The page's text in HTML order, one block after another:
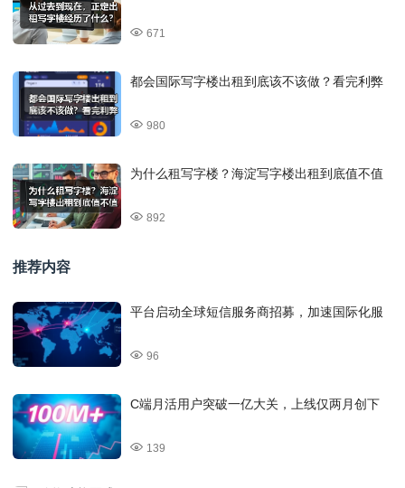
671
都会国际写字楼出租到底该不该做？看完利弊
980
为什么租写字楼？海淀写字楼出租到底值不值
892
推荐内容
平台启动全球短信服务商招募，加速国际化服
96
C端月活用户突破一亿大关，上线仅两月创下
139